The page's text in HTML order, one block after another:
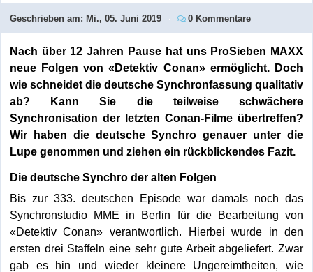
Geschrieben am: Mi., 05. Juni 2019 0 Kommentare
Nach über 12 Jahren Pause hat uns ProSieben MAXX
neue Folgen von «Detektiv Conan» ermöglicht. Doch
wie schneidet die deutsche Synchronfassung qualitativ
ab? Kann Sie die teilweise schwächere
Synchronisation der letzten Conan-Filme übertreffen?
Wir haben die deutsche Synchro genauer unter die
Lupe genommen und ziehen ein rückblickendes Fazit.
Die deutsche Synchro der alten Folgen
Bis zur 333. deutschen Episode war damals noch das
Synchronstudio MME in Berlin für die Bearbeitung von
«Detektiv Conan» verantwortlich. Hierbei wurde in den
ersten drei Staffeln eine sehr gute Arbeit abgeliefert. Zwar
gab es hin und wieder kleinere Ungereimtheiten, wie